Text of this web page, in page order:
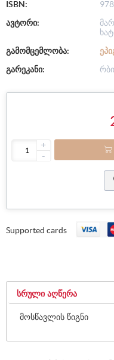
ISBN:
ავტორი:
გამომცემლობა:
გარეკანი:
+
-
Supported cards
ᲡᲠᲣᲚᲘ ᲐᲦᲬᲔᲠᲐ
მოსწავლის წიგნი